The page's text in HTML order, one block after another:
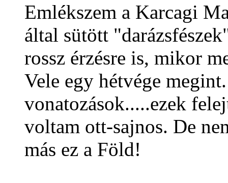
Emlékszem a Karcagi
által sütött
rossz érzésre is, mikor
Vele egy hétvége
vonatozások.....ezek
voltam ott-sajnos. De
más ez a Föld!